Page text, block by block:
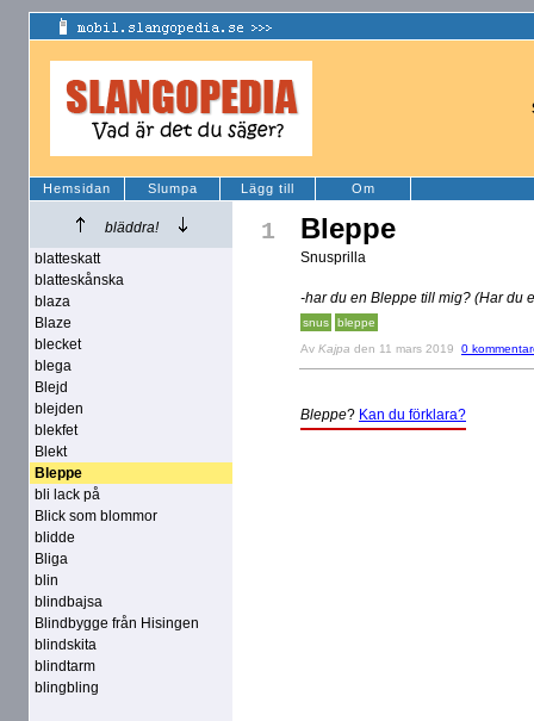
Hemsidan Slumpa Lägg till Om
bläddra!
blatteskatt
blatteskånska
blaza
Blaze
blecket
blega
Blejd
blejden
blekfet
Blekt
Bleppe
bli lack på
Blick som blommor
blidde
Bliga
blin
blindbajsa
Blindbygge från Hisingen
blindskita
blindtarm
blingbling
1 Bleppe
Snusprilla
-har du en Bleppe till mig? (Har du
snus bleppe
Av Kajpa den 11 mars 2019 0
Bleppe? Kan du förklara?